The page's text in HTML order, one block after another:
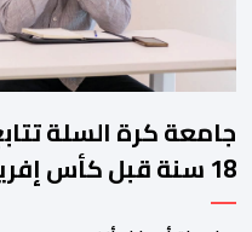
جامعة كرة السلة
18 سنة قبل كأس إفريقيا